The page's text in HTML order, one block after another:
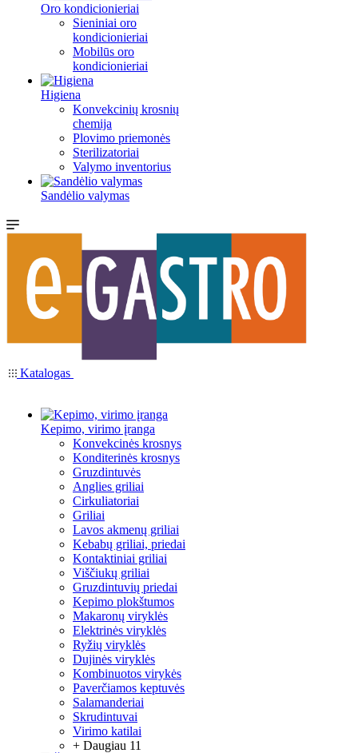
Oro kondicionieriai
Sieniniai oro
kondicionieriai
Mobilūs oro
kondicionieriai
Higiena
Konvekcinių krosnių
chemija
Plovimo priemonės
Sterilizatoriai
Valymo inventorius
Sandėlio valymas
Katalogas
Kepimo, virimo įranga
Konvekcinės krosnys
Konditerinės krosnys
Gruzdintuvės
Anglies griliai
Cirkuliatoriai
Griliai
Lavos akmenų griliai
Kebabų griliai, priedai
Kontaktiniai griliai
Viščiukų griliai
Gruzdintuvių priedai
Kepimo plokštumos
Makaronų viryklės
Elektrinės viryklės
Ryžių viryklės
Dujinės viryklės
Kombinuotos virykės
Paverčiamos keptuvės
Salamanderiai
Skrudintuvai
Virimo katilai
+ Daugiau 11